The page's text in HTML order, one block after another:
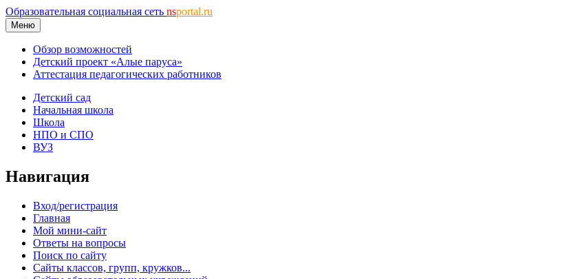
Образовательная социальная сеть nsportal.ru
Меню
Обзор возможностей
Детский проект «Алые паруса»
Аттестация педагогических работников
Детский сад
Начальная школа
Школа
НПО и СПО
ВУЗ
Навигация
Вход/регистрация
Главная
Мой мини-сайт
Ответы на вопросы
Поиск по сайту
Сайты классов, групп, кружков...